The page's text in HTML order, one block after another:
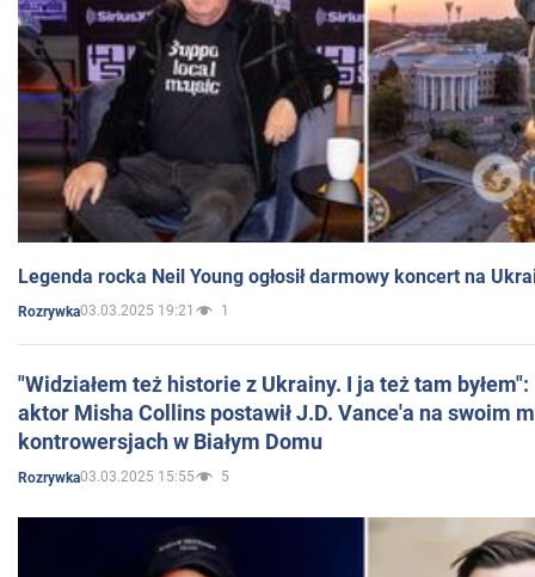
Legenda rocka Neil Young ogłosił darmowy koncert na
Rozrywka03.03.2025 19:21 1
"Widziałem też historie z Ukrainy. I ja też tam
aktor Misha Collins postawił J.D. Vance'a na swoim
kontrowersjach w Białym Domu
Rozrywka03.03.2025 15:55 5